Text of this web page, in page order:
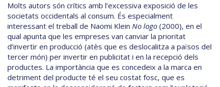
Molts autors són crítics amb l’excessiva exposició de les
societats occidentals al consum. És especialment
interessant el treball de Naomi Klein No logo (2000), en el
qual apunta que les empreses van canviar la prioritat
d’invertir en producció (atès que es deslocalitza a països del
tercer món) per invertir en publicitat i en la recepció dels
productes. La importància que es concedeix a la marca en
detriment del producte té el seu costat fosc, que es